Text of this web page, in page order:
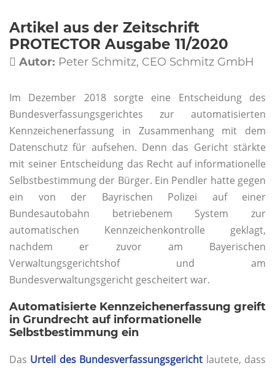
Artikel aus der Zeitschrift
PROTECTOR Ausgabe 11/2020
 Autor: Peter Schmitz, CEO Schmitz GmbH
Im Dezember 2018 sorgte eine Entscheidung des
Bundesverfassungsgerichtes zur automatisierten
Kennzeichenerfassung in Zusammenhang mit dem
Datenschutz für aufsehen. Denn das Gericht stärkte
mit seiner Entscheidung das Recht auf informationelle
Selbstbestimmung der Bürger. Ein Pendler hatte gegen
ein von der Bayrischen Polizei auf einer
Bundesautobahn betriebenem System zur
automatischen Kennzeichenkontrolle geklagt,
nachdem er zuvor am Bayerischen
Verwaltungsgerichtshof und am
Bundesverwaltungsgericht gescheitert war.
Automatisierte Kennzeichenerfassung greift
in Grundrecht auf informationelle
Selbstbestimmung ein
Das Urteil des Bundesverfassungsgericht lautete, dass